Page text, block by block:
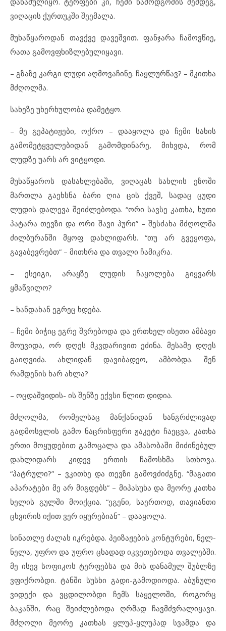
ვიღაცის ქურთუკში შეემალა.
მუხაწყაროდან თავქვე დავეშვით. ფანჯარა ჩამოვწიე,
რათა გამოვფხიზლებულიყავი.
– გზაზე კარგი ლუდი აღმოვაჩინე. ჩაყლურწავ? – მკითხა
მძღოლმა.
სახეზე უხერხულობა დამეტყო.
– მე გეპატიჟები, ოქრო – დააყოლა და ჩემი სახის
გამომეტყველებიდან გამომდინარე, მიხვდა, რომ
ლუდზე უარს არ ვიტყოდი.
მუხაწყაროს დასახლებაში, ვიღაცას სახლის ეზოში
მართლა გაეხსნა ბარი ღია ცის ქვეშ, სადაც ცუდი
ლუდის დალევა შეიძლებოდა. “ორი სავსე კათხა, ხუთი
პატარა თევზი და ორი შავი პური” – შესძახა მძღოლმა
ძილბურანში მყოფ დახლიდარს. “თუ არ გვეყოფა,
გავაბევრებთ” – მითხრა და თვალი ჩამიკრა.
– ესეიგი, არაყზე ლუდის ჩაყოლება გიყვარს
ყმაწვილო?
– ხანდახან ეგრეც ხდება.
– ჩემი ბიჭიც ეგრე შვრებოდა და ერთხელ ისეთი ამბავი
მოუვიდა, ორ დღეს მკვდარივით ეძინა. მესამე დღეს
გაიღვიძა. ახლიდან დავიბადეო, ამბობდა. შენ
რამდენის ხარ ახლა?
– ოცდაშვიდის- ის შენზე ექვსი წლით დიდია.
მძღოლმა, რომელსაც მანქანიდან ხანგრძლივად
გადმოსვლის გამო ნაცრისფერი ჟაკეტი ჩაეცვა, კათხა
ერთი მოყუდებით გამოცალა და ამასობაში მიძინებულ
დახლიდარს კიდევ ერთის ჩამოსხმა სთხოვა.
“პატრული?” – ვკითხე და თევზი გამოვძიძგნე. “მაგათი
აპარატები მე არ მიგდებს” – მიპასუხა და მეორე კათხა
ხელის გულში მოიქცია. “ეგენი, საერთოდ, თავიანთი
ცხვირის იქით ვერ იყურებიან” – დააყოლა.
სინათლე ძალას იკრებდა. პეიზაჟების კონტურები, ნელ-
ნელა, უფრო და უფრო ცხადად იკვეთებოდა თვალებში.
მე ისევ სოფიკოს ტერფებსა და მის დანამულ შუბლზე
ვფიქრობდი. ტანში სუსხი გადი-გამოდიოდა. აბუზული
ვიდექი და ვცდილობდი ჩემს საყელოში, როგორც
ბაკანში, რაც შეიძლებოდა ღრმად ჩავმძვრალიყავი.
მძღოლი მეორე კათხას ყლუპ-ყლუპად სვამდა და